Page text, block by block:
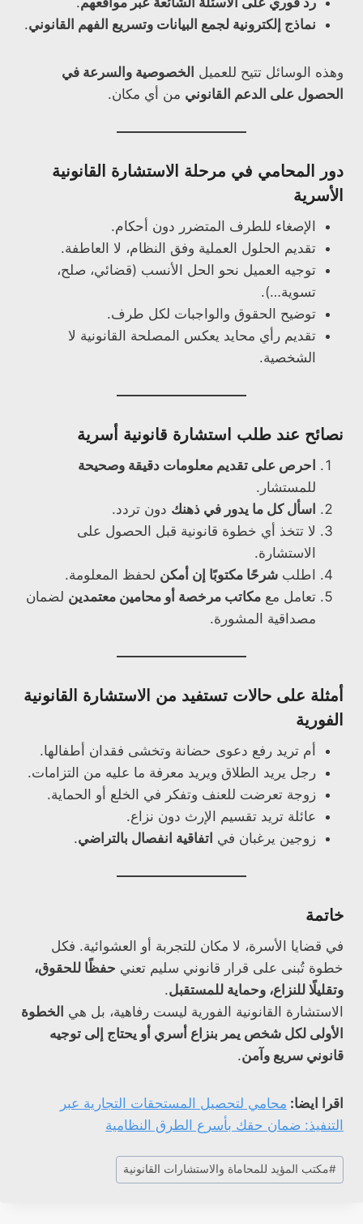
نماذج إلكترونية لجمع البيانات وتسريع الفهم القانوني.
وهذه الوسائل تتيح للعميل الخصوصية والسرعة في
الحصول على الدعم القانوني من أي مكان.
دور المحامي في مرحلة الاستشارة القانونية
الأسرية
الإصغاء للطرف المتضرر دون أحكام.
تقديم الحلول العملية وفق النظام، لا العاطفة.
توجيه العميل نحو الحل الأنسب (قضائي، صلح،
تسوية…).
توضيح الحقوق والواجبات لكل طرف.
تقديم رأي محايد يعكس المصلحة القانونية لا
الشخصية.
نصائح عند طلب استشارة قانونية أسرية
احرص على تقديم معلومات دقيقة وصحيحة
للمستشار.
اسأل كل ما يدور في ذهنك دون تردد.
لا تتخذ أي خطوة قانونية قبل الحصول على
الاستشارة.
اطلب شرحًا مكتوبًا إن أمكن لحفظ المعلومة.
تعامل مع مكاتب مرخصة أو محامين معتمدين لضمان
مصداقية المشورة.
أمثلة على حالات تستفيد من الاستشارة القانونية
الفورية
أم تريد رفع دعوى حضانة وتخشى فقدان أطفالها.
رجل يريد الطلاق ويريد معرفة ما عليه من التزامات.
زوجة تعرضت للعنف وتفكر في الخلع أو الحماية.
عائلة تريد تقسيم الإرث دون نزاع.
زوجين يرغبان في اتفاقية انفصال بالتراضي.
خاتمة
في قضايا الأسرة، لا مكان للتجربة أو العشوائية. فكل
خطوة تُبنى على قرار قانوني سليم تعني حفظًا للحقوق،
وتقليلًا للنزاع، وحماية للمستقبل.
الاستشارة القانونية الفورية ليست رفاهية، بل هي الخطوة
الأولى لكل شخص يمر بنزاع أسري أو يحتاج إلى توجيه
قانوني سريع وآمن.
اقرا ايضا: محامي لتحصيل المستحقات التجارية عبر
التنفيذ: ضمان حقك بأسرع الطرق النظامية
وسوم
المقال:
#مكتب المؤيد للمحاماة والاستشارات القانونية